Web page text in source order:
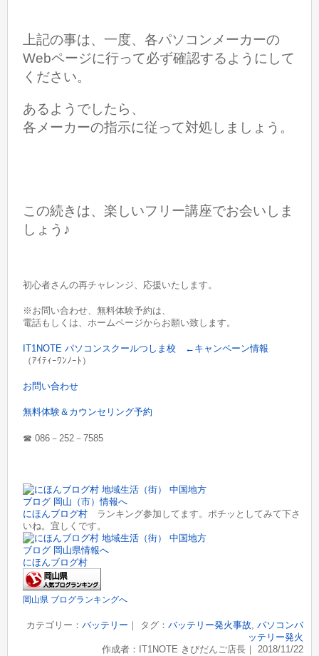
上記の事は、 一度、各パソコンメーカーの
Webページに行って必ず確認するようにして
ください。
あるようでしたら、
各メーカーの指示に従って対処しましょう。
この続きは、楽しいフリー講座でお会いしま
しょう♪
初心者さんの再チャレンジ、応援いたします。
※お問い合わせ、無料体験予約は、
電話もしくは、ホームページからお願い致します。
IT1NOTE パソコンスクールつしま校 ←キャンペーン情報
（ｱｲﾃｨｰﾜﾝﾉｰﾄ）
お問い合わせ
無料体験＆カウンセリング予約
☎︎ 086－252－7585
にほんブログ村 ランキング参加してます。ポチッとしてみて下さ
いね。宜しくです。
にほんブログ村
岡山県 ブログランキングへ
カテゴリー： バッテリー ｜ タグ： バッテリー発火事故, パソコンバ
ッテリー発火
作成者：IT1NOTE きびだんご店長｜ 2018/11/22